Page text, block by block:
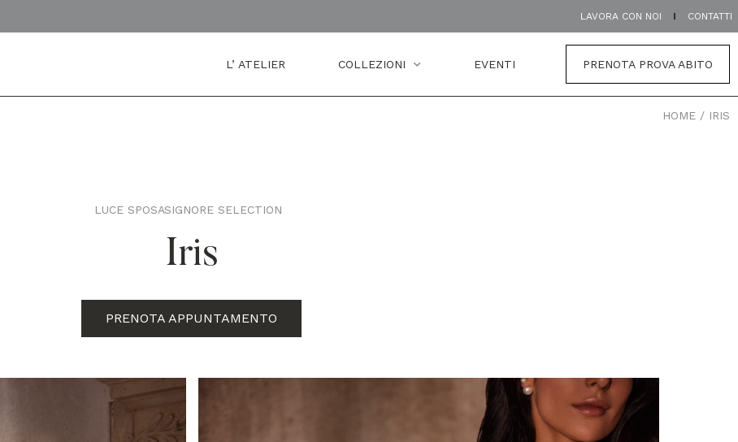
LAVORA CON NOI CONTATTI
L’ ATELIER COLLEZIONI EVENTI PRENOTA PROVA ABITO
HOME / IRIS
LUCE SPOSA,
SIGNORE SELECTION
Iris
PRENOTA APPUNTAMENTO